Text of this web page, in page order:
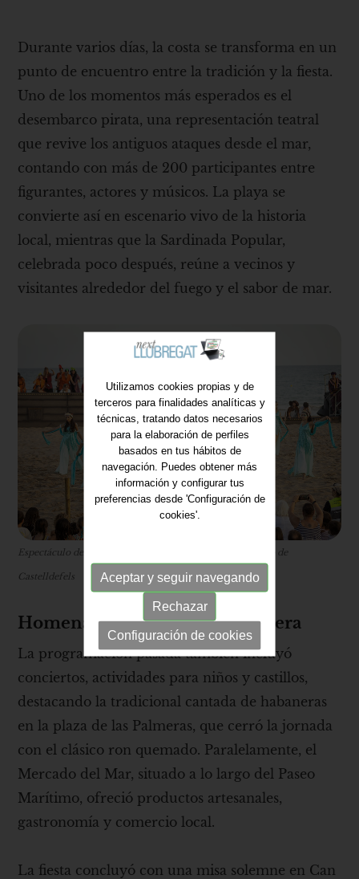
Durante varios días, la costa se transforma en un
punto de encuentro entre la tradición y la fiesta.
Uno de los momentos más esperados es el
desembarco pirata, una representación teatral
que revive los antiguos ataques desde el mar,
contando con más de 200 participantes entre
figurantes, actores y músicos. La playa se
convierte así en escenario vivo de la historia
local, mientras que la Sardinada Popular,
celebrada poco después, reúne a vecinos y
visitantes alrededor del fuego y el sabor de mar.
Espectáculo del desembarco pirata. Fuente: Ayuntamiento de
Castelldefels
Homenaje a la tradición marinera
La programación pasada también incluyó
conciertos, actividades para niños y castillos,
destacando la tradicional cantada de habaneras
en la plaza de las Palmeras, que cerró la jornada
con el clásico ron quemado. Paralelamente, el
Mercado del Mar, situado a lo largo del Paseo
Marítimo, ofreció productos artesanales,
gastronomía y comercio local.
La fiesta concluyó con una misa solemne en Can
Utilizamos cookies propias y de
terceros para finalidades analíticas y
técnicas, tratando datos necesarios
para la elaboración de perfiles
basados en tus hábitos de
navegación. Puedes obtener más
información y configurar tus
preferencias desde 'Configuración de
cookies'.
Aceptar y seguir navegando
Rechazar
Configuración de cookies